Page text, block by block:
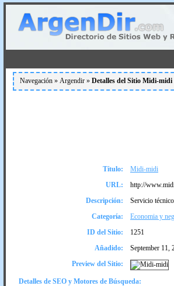
Navegación » Argendir » Detalles del Sitio Midi-midi
Título:
Midi-midi
URL:
http://
Descripción:
Servicio
Categoría:
Economia y
ID del Sitio:
1251
Añadido:
September 11,
Preview del Sitio:
Detalles de SEO y Motores de Búsqueda: